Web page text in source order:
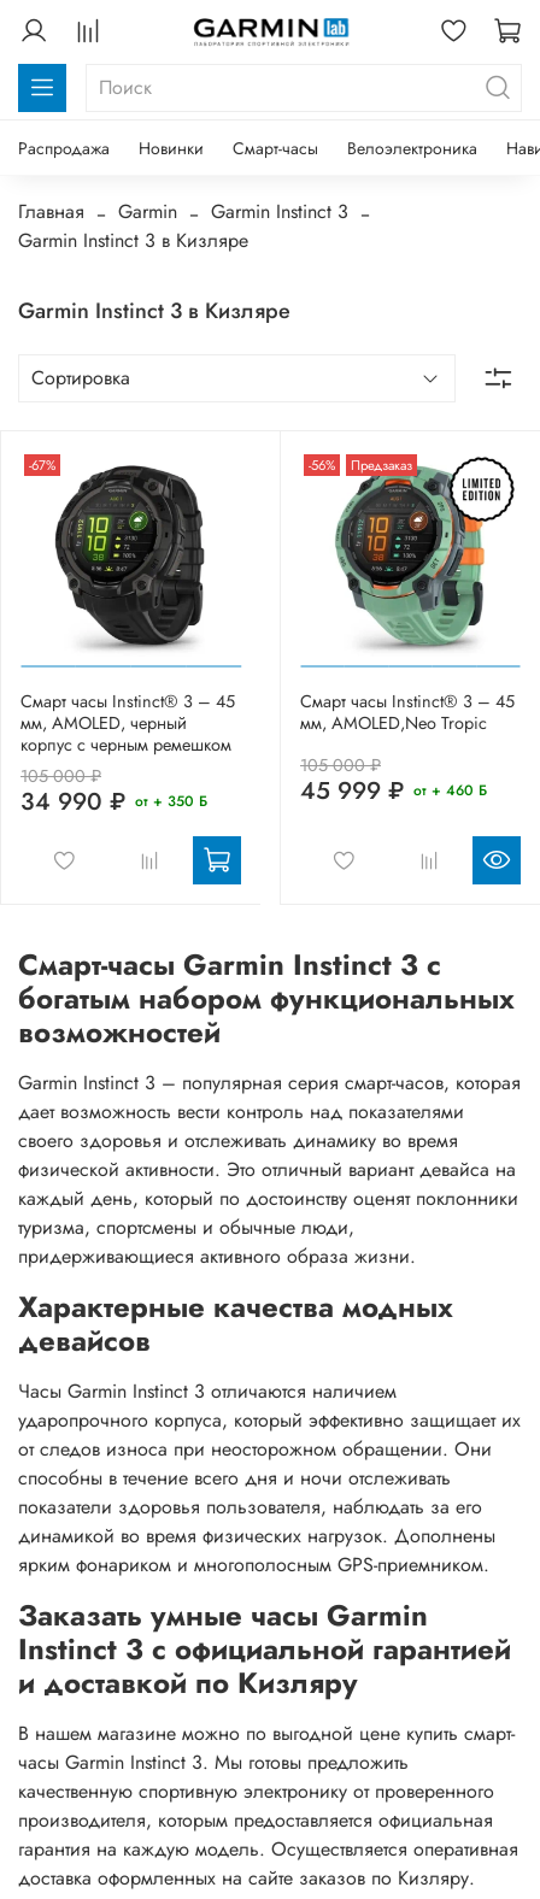
Распродажа Новинки Смарт-часы Велоэлектроника
Главная Garmin
Garmin Instinct 3
Garmin Instinct 3 в Кизляре
Garmin Instinct 3 в Кизляре
-67%
Смарт часы Instinct® 3 – 45
мм, AMOLED, черный
корпус с черным ремешком
105 000 ₽
34 990 ₽ от + 350 Б
-56% Предзаказ
Смарт часы Instinct® 3 – 45
мм, AMOLED,Neo Tropic
105 000 ₽
45 999 ₽ от + 460 Б
Смарт-часы Garmin Instinct 3 с
богатым набором функциональных
возможностей
Garmin Instinct 3 – популярная серия смарт-часов, которая
дает возможность вести контроль над показателями
своего здоровья и отслеживать динамику во время
физической активности. Это отличный вариант девайса на
каждый день, который по достоинству оценят поклонники
туризма, спортсмены и обычные люди,
придерживающиеся активного образа жизни.
Характерные качества модных
девайсов
Часы Garmin Instinct 3 отличаются наличием
ударопрочного корпуса, который эффективно защищает их
от следов износа при неосторожном обращении. Они
способны в течение всего дня и ночи отслеживать
показатели здоровья пользователя, наблюдать за его
динамикой во время физических нагрузок. Дополнены
ярким фонариком и многополосным GPS-приемником.
Заказать умные часы Garmin
Instinct 3 с официальной гарантией
и доставкой по Кизляру
В нашем магазине можно по выгодной цене купить смарт-
часы Garmin Instinct 3. Мы готовы предложить
качественную спортивную электронику от проверенного
производителя, которым предоставляется официальная
гарантия на каждую модель. Осуществляется оперативная
доставка оформленных на сайте заказов по Кизляру.